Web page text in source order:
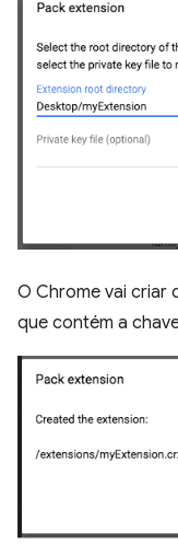
O Chrome vai criar
que contém a